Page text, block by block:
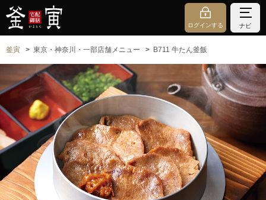
ログインする ナビ
釜寅 東京・神奈川・一部店舗メニュー B711 牛たん釜飯